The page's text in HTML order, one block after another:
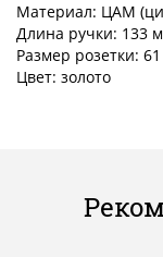
Материал: ЦАМ
Длина ручки: 133
Размер розетки:
Цвет: золото